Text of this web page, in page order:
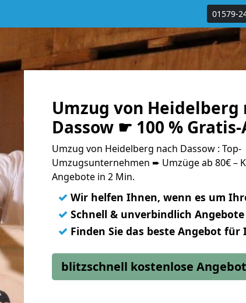
01579-
Umzug von Heidelberg
Dassow ☛ 100 %
Umzug von Heidelberg nach Dassow : Top-
Umzugsunternehmen ➨ Umzüge ab 80€ –
Angebote in 2 Min.
✓ Wir helfen Ihnen, wenn es um
✓ Schnell & unverbindlich
✓ Finden Sie das beste Angebot für
blitzschnell kostenlose